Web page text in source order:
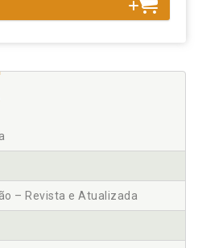
– Revista e Atualizada